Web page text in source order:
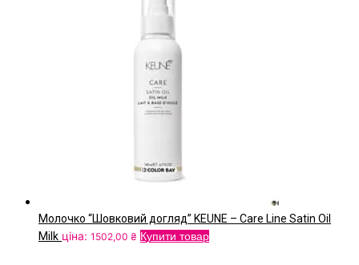
Параметри
Молочко “Шовковий догляд” KEUNE – Care Line Satin Oil
Milk ціна: 1502,00 ₴ Купити товар